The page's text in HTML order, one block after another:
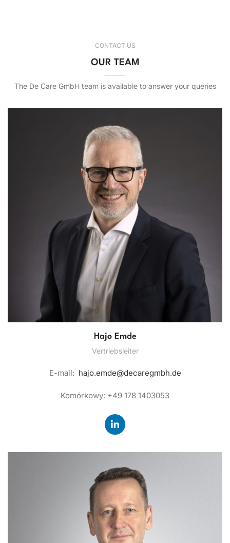
CONTACT US
OUR TEAM
The De Care GmbH team is available to answer your queries
Hajo Emde
Vertriebsleiter
E-mail: hajo.emde@decaregmbh.de
Komórkowy: +49 178 1403053